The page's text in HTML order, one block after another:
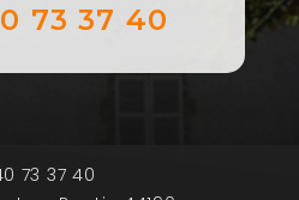
73 37 40
73 37 40